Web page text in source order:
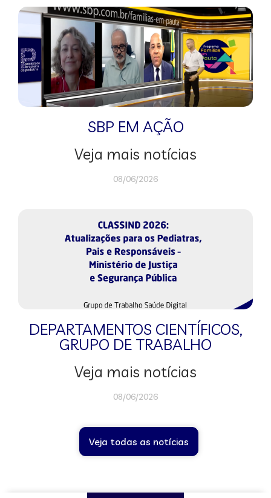
SBP EM AÇÃO
Veja mais notícias
08/06/2026
DEPARTAMENTOS CIENTÍFICOS,
GRUPO DE TRABALHO
Veja mais notícias
08/06/2026
Veja todas as notícias